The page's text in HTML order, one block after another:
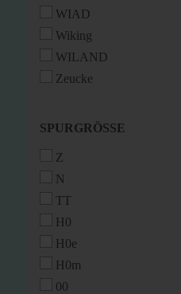
WIAD
Wiking
WILAND
Zeucke
SPURGRÖSSE
SPURGRÖSSE
Z
N
TT
H0
H0e
H0m
00